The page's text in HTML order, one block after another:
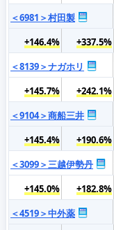
＜6981＞村田製
+146.4%
+337.5%
＜8139＞ナガホリ
+145.7%
+242.1%
＜9104＞商船三井
+145.4%
+190.6%
＜3099＞三越伊勢丹
+145.0%
+182.8%
＜4519＞中外薬